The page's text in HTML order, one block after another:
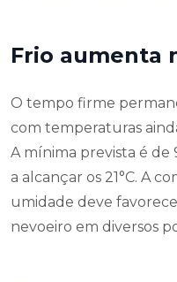
Frio aumenta
O tempo firme
com temperaturas
A mínima prevista é de
a alcançar os 21°C. A
umidade deve
nevoeiro em diversos